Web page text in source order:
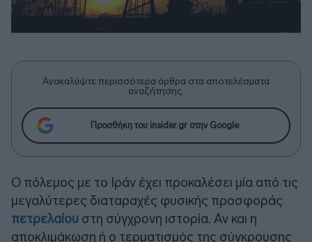
Ανακαλύψτε περισσότερα άρθρα στα αποτελέσματα
αναζήτησης.
Προσθήκη του insider.gr στην Google
Ο πόλεμος με το Ιράν έχει προκαλέσει μία από τις
μεγαλύτερες διαταραχές φυσικής προσφοράς
πετρελαίου στη σύγχρονη ιστορία. Αν και η
αποκλιμάκωση ή ο τερματισμός της σύγκρουσης